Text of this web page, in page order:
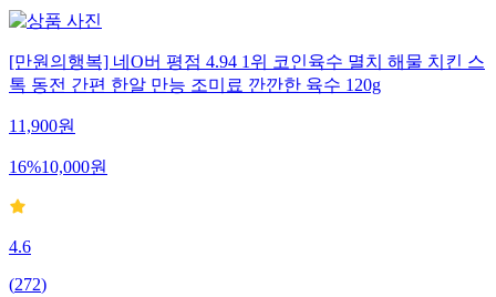
[만원의행복] 네O버 평점 4.94 1위 코인육수 멸치 해물 치킨 스
톡 동전 간편 한알 만능 조미료 깐깐한 육수 120g
11,900원
16%10,000원
4.6
(272)